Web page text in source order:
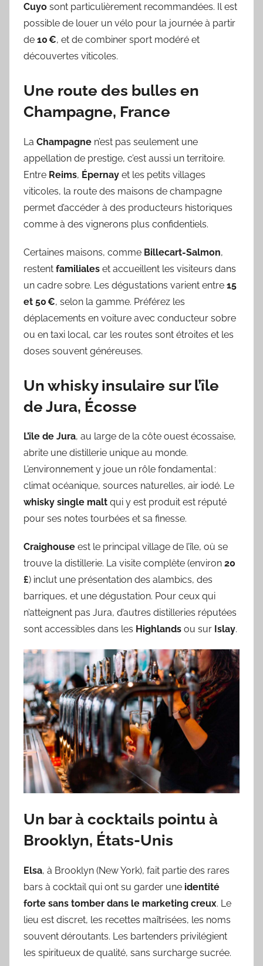
Cuyo sont particulièrement recommandées. Il est
possible de louer un vélo pour la journée à partir
de 10 €, et de combiner sport modéré et
découvertes viticoles.
Une route des bulles en
Champagne, France
La Champagne n’est pas seulement une
appellation de prestige, c’est aussi un territoire.
Entre Reims, Épernay et les petits villages
viticoles, la route des maisons de champagne
permet d’accéder à des producteurs historiques
comme à des vignerons plus confidentiels.
Certaines maisons, comme Billecart-Salmon,
restent familiales et accueillent les visiteurs dans
un cadre sobre. Les dégustations varient entre 15
et 50 €, selon la gamme. Préférez les
déplacements en voiture avec conducteur sobre
ou en taxi local, car les routes sont étroites et les
doses souvent généreuses.
Un whisky insulaire sur l’île
de Jura, Écosse
L’île de Jura, au large de la côte ouest écossaise,
abrite une distillerie unique au monde.
L’environnement y joue un rôle fondamental :
climat océanique, sources naturelles, air iodé. Le
whisky single malt qui y est produit est réputé
pour ses notes tourbées et sa finesse.
Craighouse est le principal village de l’île, où se
trouve la distillerie. La visite complète (environ 20
£) inclut une présentation des alambics, des
barriques, et une dégustation. Pour ceux qui
n’atteignent pas Jura, d’autres distilleries réputées
sont accessibles dans les Highlands ou sur Islay.
Un bar à cocktails pointu à
Brooklyn, États-Unis
Elsa, à Brooklyn (New York), fait partie des rares
bars à cocktail qui ont su garder une identité
forte sans tomber dans le marketing creux. Le
lieu est discret, les recettes maîtrisées, les noms
souvent déroutants. Les bartenders privilégient
les spiritueux de qualité, sans surcharge sucrée.